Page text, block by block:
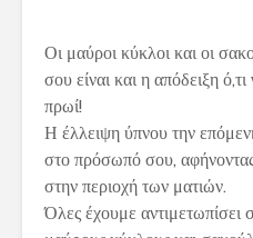
Οι μαύροι κύκλοι και οι
σου είναι και η απόδειξη
πρωί!
Η έλλειψη ύπνου την
στο πρόσωπό σου,
στην περιοχή των ματιών.
Όλες έχουμε αντιμετωπίσει